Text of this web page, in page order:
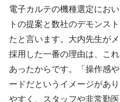
電子カルテの機種選定にお
トの提案と数社のデモンス
たと言います。大内先生が
採用した一番の理由は、こ
あったからです。「操作感
ードだというイメージがあ
やすく、スタッフや非常勤